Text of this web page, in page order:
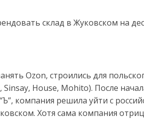
склад в Жуковском на
Ozon, строились для
Sinsay, House, Mohito). После
компания решила уйти с
Хотя сама компания